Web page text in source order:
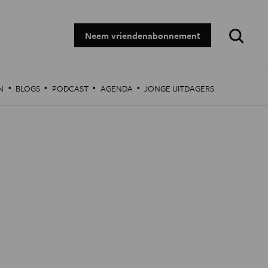
Neem vriendenabonnement
Zoeken:
· BLOGS · PODCAST · AGENDA · JONGE UITDAGERS